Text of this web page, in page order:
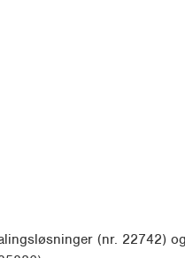
(nr. 22742) og